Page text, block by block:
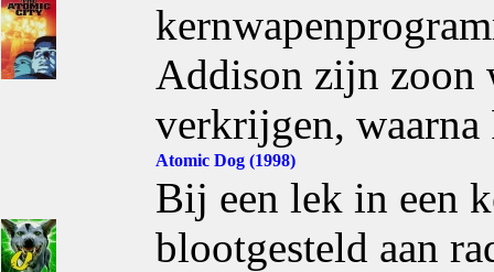
Addison zijn zoon
verkrijgen, waarna
Atomic Dog (1998)
Bij een lek in een
blootgesteld aan